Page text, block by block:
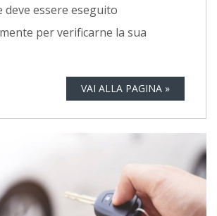
deve essere eseguito
per verificarne la sua
VAI ALLA PAGINA »